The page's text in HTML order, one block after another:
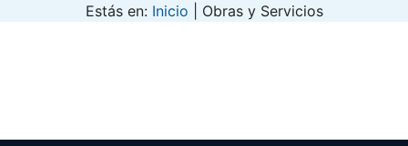
Estás en: Inicio Obras y Servicios